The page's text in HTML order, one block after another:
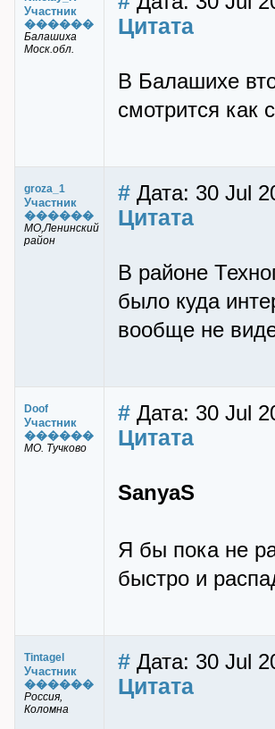
Участник
������
Балашиха
Моск.обл.
Цитата
В Балашихе
смотрится как
groza_1
Участник
������
МО,Ленинский
район
# Дата: 30 Jul
Цитата
В районе
было куда
вообще не
Doof
Участник
������
МО. Тучково
# Дата: 30 Jul
Цитата
SanyaS
Я бы пока не
быстро и
Tintagel
Участник
������
Россия,
Коломна
# Дата: 30 Jul
Цитата